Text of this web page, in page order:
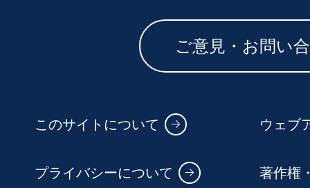
ご意見・お問い
このサイトについて ウェブ
プライバシーについて 著作権